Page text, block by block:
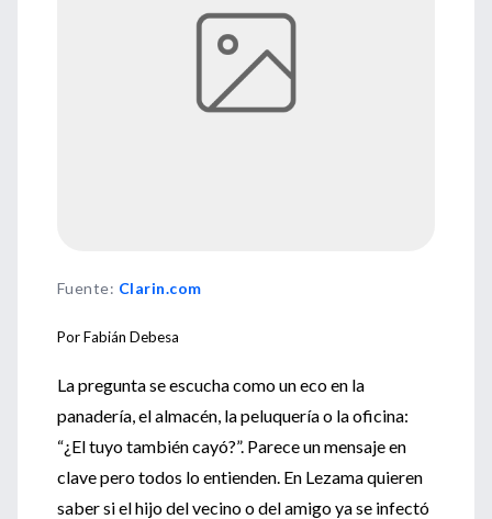
Fuente: Clarin.com
Por Fabián Debesa
La pregunta se escucha como un eco en la
panadería, el almacén, la peluquería o la oficina:
“¿El tuyo también cayó?”. Parece un mensaje en
clave pero todos lo entienden. En Lezama quieren
saber si el hijo del vecino o del amigo ya se infectó